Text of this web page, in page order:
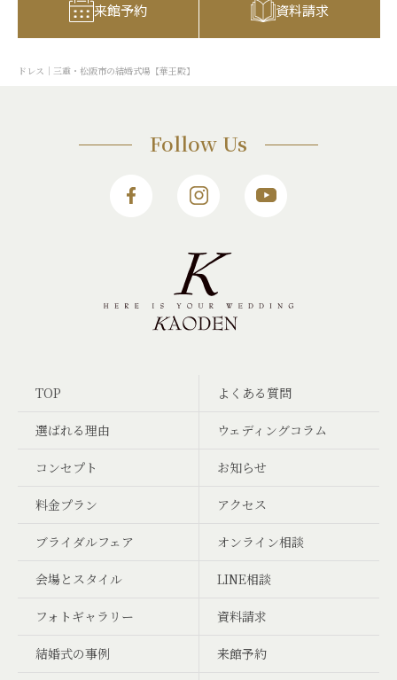
来館予約 資料請求
ドレス｜三重・松阪市の結婚式場【華王殿】
Follow Us
TOP
選ばれる理由
コンセプト
料金プラン
ブライダルフェア
会場とスタイル
フォトギャラリー
結婚式の事例
よくある質問
ウェディングコラム
お知らせ
アクセス
オンライン相談
LINE相談
資料請求
来館予約